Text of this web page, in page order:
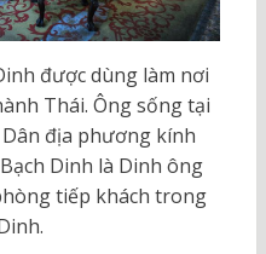
được dùng làm nơi
Thái. Ông sống tại
địa phương kính
Dinh là Dinh ông
tiếp khách trong